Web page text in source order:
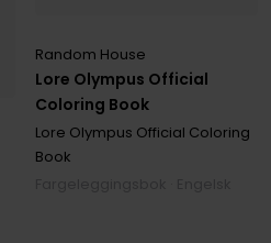
Lore Olympus Official
Coloring Book
Random House
Lore Olympus Official Coloring
Book